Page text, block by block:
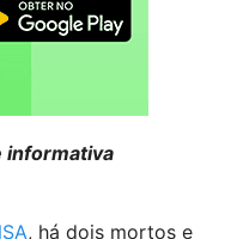
informativa
, há dois mortos e